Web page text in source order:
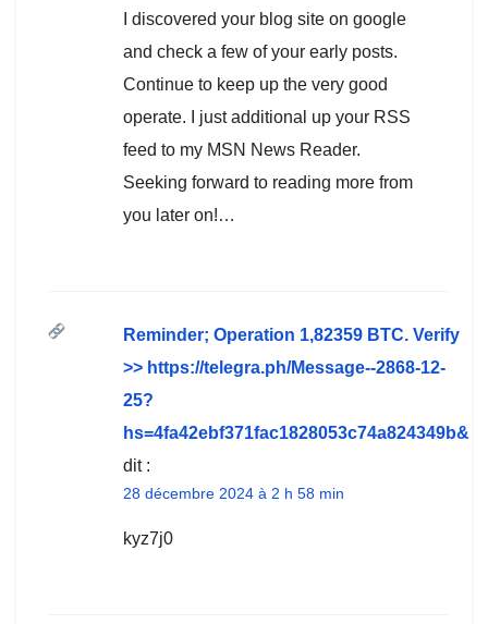
I discovered your blog site on google
and check a few of your early posts.
Continue to keep up the very good
operate. I just additional up your RSS
feed to my MSN News Reader.
Seeking forward to reading more from
you later on!…
Reminder; Operation 1,82359 BTC. Verify
>> https://telegra.ph/Message--2868-12-
25?
hs=4fa42ebf371fac1828053c74a824349b&
dit :
28 décembre 2024 à 2 h 58 min
kyz7j0